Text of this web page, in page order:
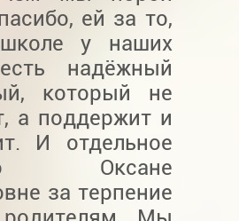
ей за то,
у наших
надёжный
который не
а поддержит и
И отдельное
Оксане
за терпение